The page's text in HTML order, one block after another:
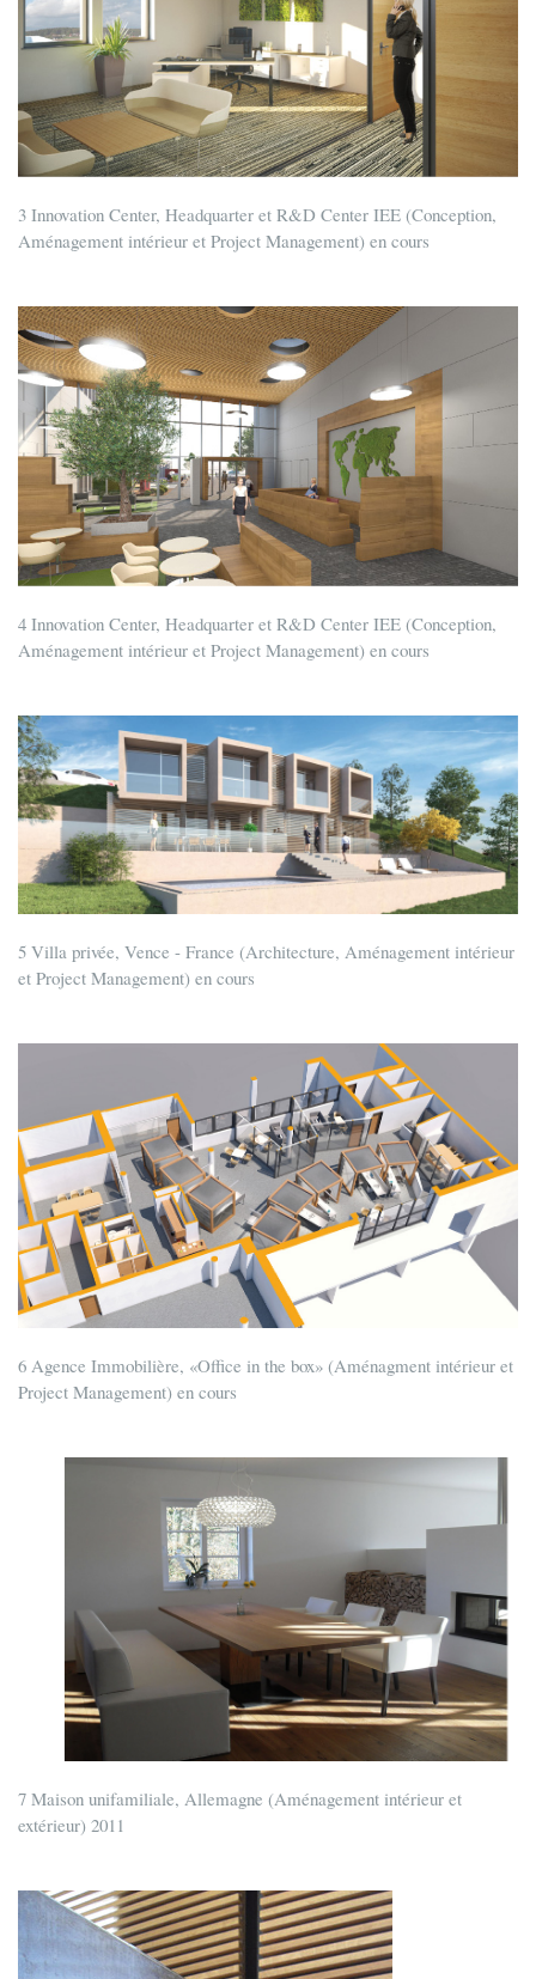
3 Innovation Center, Headquarter et R&D Center IEE (Conception,
Aménagement intérieur et Project Management) en cours
4 Innovation Center, Headquarter et R&D Center IEE (Conception,
Aménagement intérieur et Project Management) en cours
5 Villa privée, Vence - France (Architecture, Aménagement intérieur
et Project Management) en cours
6 Agence Immobilière, «Office in the box» (Aménagment intérieur et
Project Management) en cours
7 Maison unifamiliale, Allemagne (Aménagement intérieur et
extérieur) 2011